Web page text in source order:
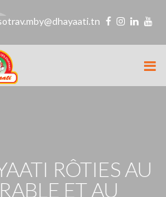
RÔTIES AU
ET AU